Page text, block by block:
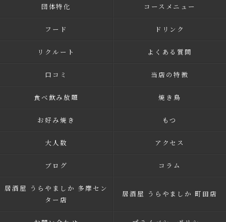
団体特化 コースメニュー
フード ドリンク
リクルート よくある質問
口コミ 当店の特徴
食べ飲み放題 焼き鳥
お好み焼き もつ
大人数 アクセス
ブログ コラム
居酒屋 うらやましか 多摩セン
ター店
居酒屋 うらやましか 町田店